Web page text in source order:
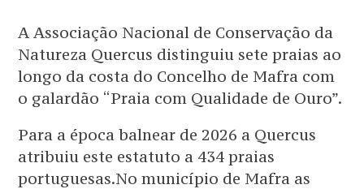
A Associação Nacional de Conservação da
Natureza Quercus distinguiu sete praias ao
longo da costa do Concelho de Mafra com
o galardão “Praia com Qualidade de Ouro”.
Para a época balnear de 2026 a Quercus
atribuiu este estatuto a 434 praias
portuguesas.No município de Mafra as